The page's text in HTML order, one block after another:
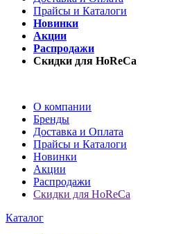
Прайсы и Каталоги
Новинки
Акции
Распродажи
Скидки для HoReCa
О компании
Бренды
Доставка и Оплата
Прайсы и Каталоги
Новинки
Акции
Распродажи
Скидки для HoReCa
Каталог